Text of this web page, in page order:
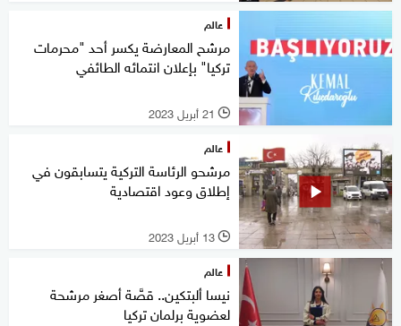
عالم
مرشح المعارضة يكسر أحد "محرمات
تركيا" بإعلان انتمائه الطائفي
l 21 أبريل 2023
عالم
مرشحو الرئاسة التركية يتسابقون في
إطلاق وعود اقتصادية
l 13 أبريل 2023
عالم
نيسا ألبتكين.. قصَّة أصغر مرشحة
لعضوية برلمان تركيا